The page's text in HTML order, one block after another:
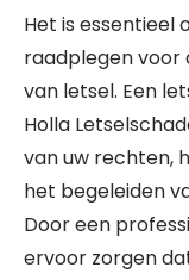
Het is essentieel
raadplegen voor
van letsel. Een
Holla
van uw rechten,
het begeleiden
Door een
ervoor zorgen